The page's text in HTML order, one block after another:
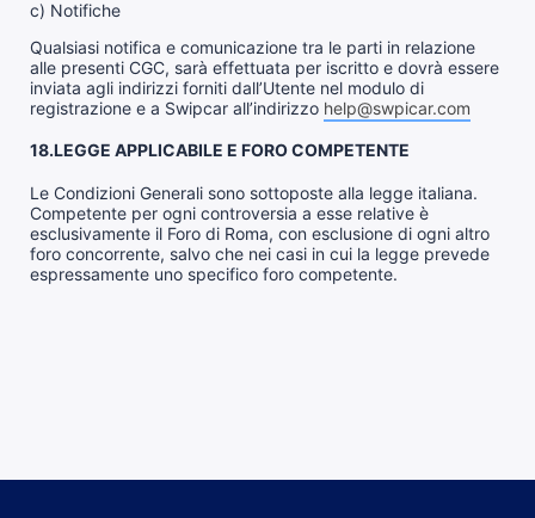
c) Notifiche
Qualsiasi notifica e comunicazione tra le parti in relazione
alle presenti CGC, sarà effettuata per iscritto e dovrà essere
inviata agli indirizzi forniti dall’Utente nel modulo di
registrazione e a Swipcar all’indirizzo help@swpicar.com
18.LEGGE APPLICABILE E FORO COMPETENTE
Le Condizioni Generali sono sottoposte alla legge italiana.
Competente per ogni controversia a esse relative è
esclusivamente il Foro di Roma, con esclusione di ogni altro
foro concorrente, salvo che nei casi in cui la legge prevede
espressamente uno specifico foro competente.